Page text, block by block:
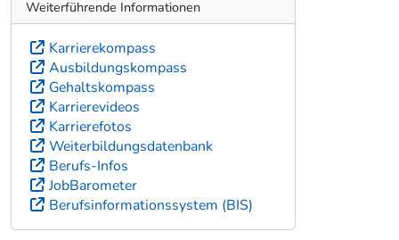
Weiterführende Informationen
Karrierekompass
Ausbildungskompass
Gehaltskompass
Karrierevideos
Karrierefotos
Weiterbildungsdatenbank
Berufs-Infos
JobBarometer
Berufsinformationssystem (BIS)